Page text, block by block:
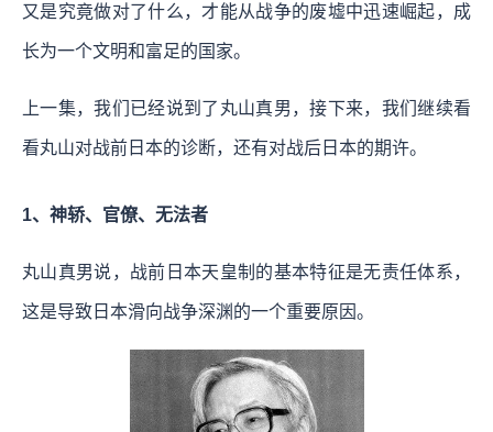
又是究竟做对了什么，才能从战争的废墟中迅速崛起，成
长为一个文明和富足的国家。
上一集，我们已经说到了丸山真男，接下来，我们继续看
看丸山对战前日本的诊断，还有对战后日本的期许。
1、神轿、官僚、无法者
丸山真男说，战前日本天皇制的基本特征是无责任体系，
这是导致日本滑向战争深渊的一个重要原因。